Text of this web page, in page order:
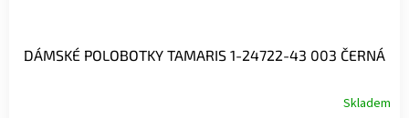
DÁMSKÉ POLOBOTKY TAMARIS 1-24722-43 003 ČERNÁ
Skladem